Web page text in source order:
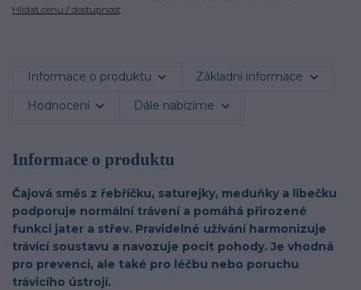
Hlídat cenu / dostupnost
Informace o produktu Základní informace
Hodnocení Dále nabízíme
Informace o produktu
Čajová směs z řebříčku, saturejky, meduňky a libečku
podporuje normální trávení a pomáhá přirozené
funkci jater a střev. Pravidelné užívání harmonizuje
trávící soustavu a navozuje pocit pohody. Je vhodná
pro prevenci, ale také pro léčbu nebo poruchu
trávicího ústrojí.